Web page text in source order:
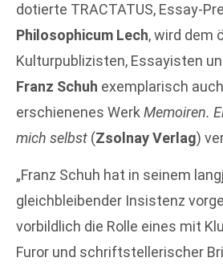
dotierte TRACTATUS, Essay-
Philosophicum Lech, wird dem
Kulturpublizisten, Essayisten
Franz Schuh exemplarisch
erschienenes Werk Memoiren.
mich selbst (Zsolnay Verlag)
„Franz Schuh hat in seinem
gleichbleibender Insistenz
vorbildlich die Rolle eines mit
Furor und schriftstellerischer